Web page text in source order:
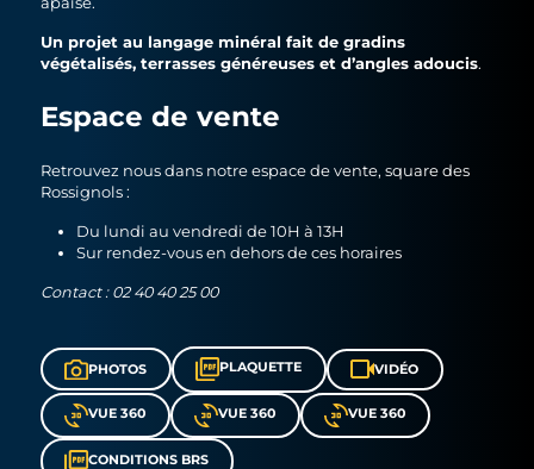
Un projet au langage minéral fait de gradins
végétalisés, terrasses généreuses et d’angles adoucis.
Espace de vente
Retrouvez nous dans notre espace de vente, square des
Rossignols :
Du lundi au vendredi de 10H à 13H
Sur rendez-vous en dehors de ces horaires
Contact : 02 40 40 25 00
PHOTOS PLAQUETTE VIDÉO
VUE 360 VUE 360 VUE 360
CONDITIONS BRS